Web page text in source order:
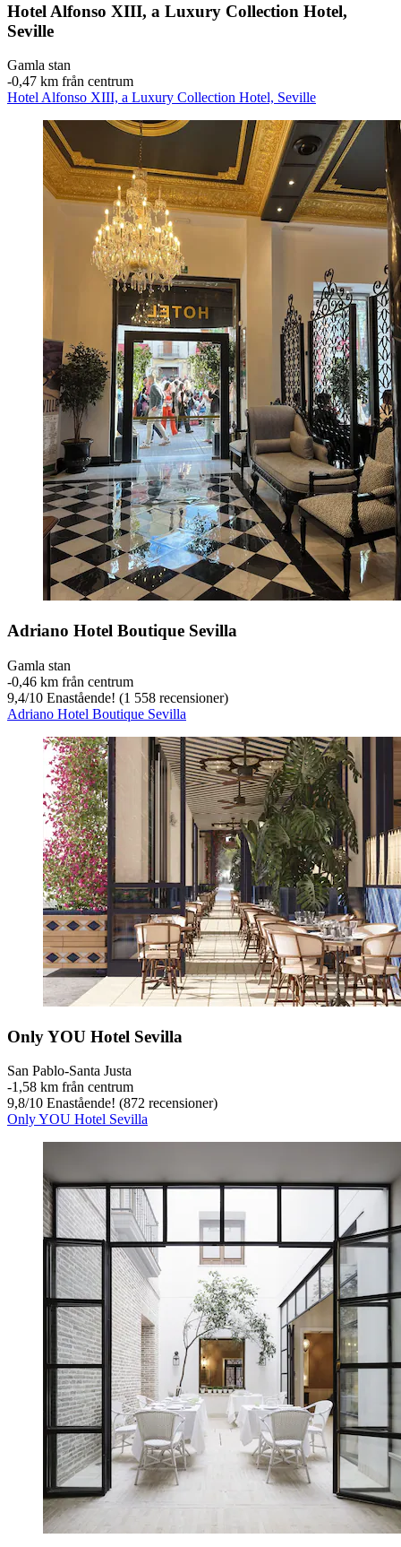
Hotel Alfonso XIII, a Luxury Collection Hotel,
Seville
Gamla stan
‐0,47 km från centrum
Hotel Alfonso XIII, a Luxury Collection Hotel, Seville
Adriano Hotel Boutique Sevilla
Gamla stan
‐0,46 km från centrum
9,4/10 Enastående! (1 558 recensioner)
Adriano Hotel Boutique Sevilla
Only YOU Hotel Sevilla
San Pablo-Santa Justa
‐1,58 km från centrum
9,8/10 Enastående! (872 recensioner)
Only YOU Hotel Sevilla